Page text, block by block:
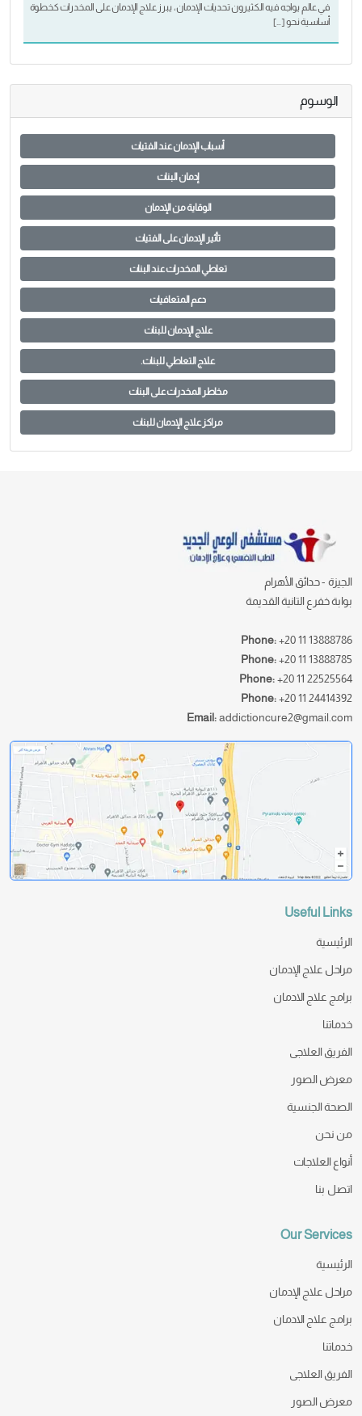
في عالم يواجه فيه الكثيرون تحديات الإدمان، يبرز علاج الإدمان على المخدرات كخطوة
أساسية نحو […]
الوسوم
أسباب الإدمان عند الفتيات
إدمان البنات
الوقاية من الإدمان
تأثير الإدمان على الفتيات
تعاطي المخدرات عند البنات
دعم المتعافيات
علاج الإدمان للبنات
علاج التعاطي للبنات.
مخاطر المخدرات على البنات
مراكز علاج الإدمان للبنات
الجيزة - حدائق الأهرام
بوابة خفرع التانية القديمة
Phone:+20 11 13888786
Phone:+20 11 13888785
Phone:+20 11 22525564
Phone:+20 11 24414392
Email:addictioncure2@gmail.com
Useful Links
الرئيسية
مراحل علاج الإدمان
برامج علاج الادمان
خدماتنا
الفريق العلاجى
معرض الصور
الصحة الجنسية
من نحن
أنواع العلاجات
اتصل بنا
Our Services
الرئيسية
مراحل علاج الإدمان
برامج علاج الادمان
خدماتنا
الفريق العلاجى
معرض الصور